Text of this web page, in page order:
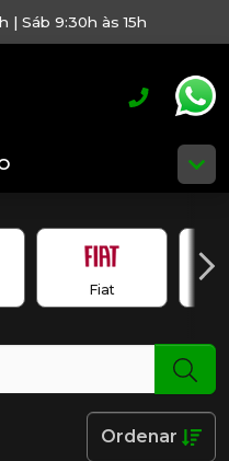
| Sáb 9:30h às 15h
Fiat
Ordenar